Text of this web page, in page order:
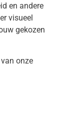
en andere
visueel
gekozen
onze